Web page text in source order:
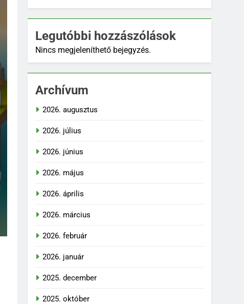
Legutóbbi hozzászólások
Nincs megjeleníthető bejegyzés.
Archívum
2026. augusztus
2026. július
2026. június
2026. május
2026. április
2026. március
2026. február
2026. január
2025. december
2025. október